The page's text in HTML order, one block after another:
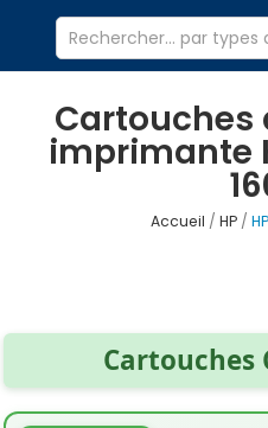
Cartouches
imprimante
Accueil HP
Cartouches